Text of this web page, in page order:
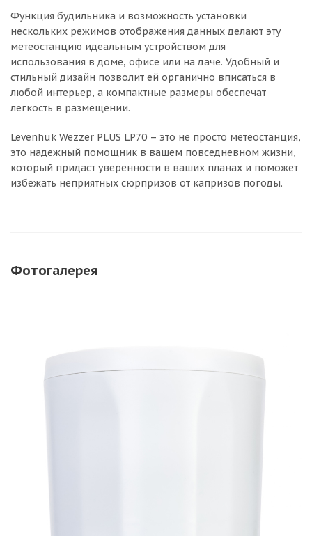
Функция будильника и возможность установки
нескольких режимов отображения данных делают эту
метеостанцию идеальным устройством для
использования в доме, офисе или на даче. Удобный и
стильный дизайн позволит ей органично вписаться в
любой интерьер, а компактные размеры обеспечат
легкость в размещении.
Levenhuk Wezzer PLUS LP70 – это не просто метеостанция,
это надежный помощник в вашем повседневном жизни,
который придаст уверенности в ваших планах и поможет
избежать неприятных сюрпризов от капризов погоды.
Фотогалерея